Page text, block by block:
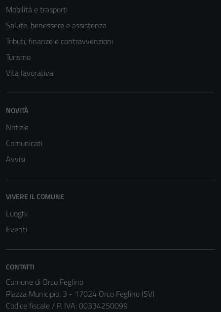
Mobilità e trasporti
Salute, benessere e assistenza
Tributi, finanze e contravvenzioni
Turismo
Vita lavorativa
NOVITÀ
Notizie
Comunicati
Avvisi
VIVERE IL COMUNE
Luoghi
Eventi
CONTATTI
Comune di Orco Feglino
Piazza Municipio, 3 - 17024 Orco Feglino (SV)
Codice fiscale / P. IVA: 00334250099
Questi cookie
disabilitati.